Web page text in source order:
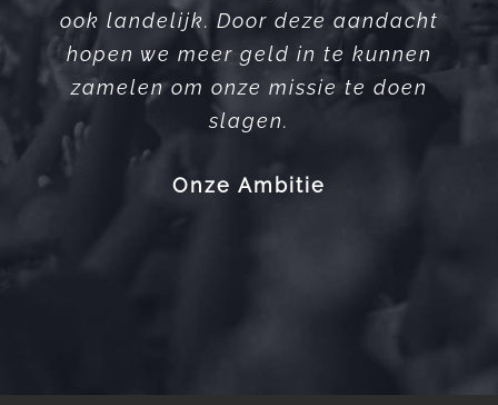
ook landelijk. Door deze aandacht
hopen we meer geld in te kunnen
zamelen om onze missie te doen
slagen.
Onze Ambitie